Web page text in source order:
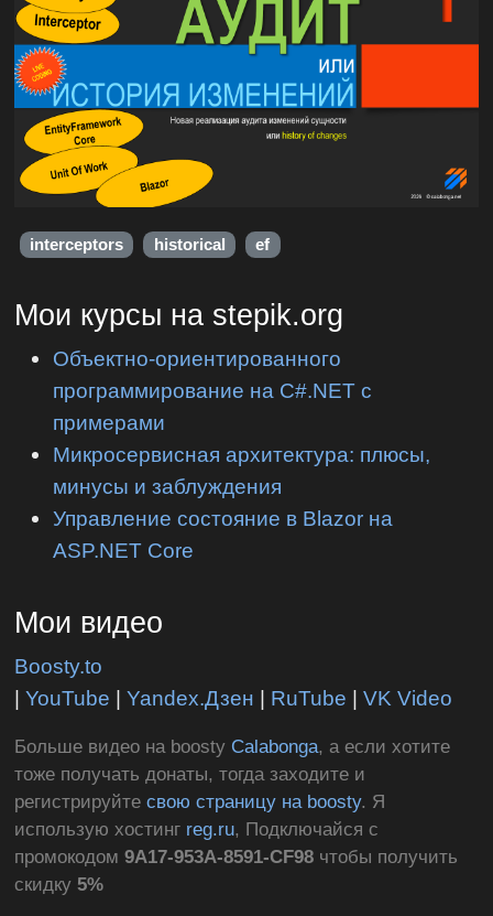
interceptors historical ef
Мои курсы на stepik.org
Объектно-ориентированного
программирование на C#.NET с
примерами
Микросервисная архитектура: плюсы,
минусы и заблуждения
Управление состояние в Blazor на
ASP.NET Core
Мои видео
Boosty.to
|YouTube |Yandex.Дзен | RuTube |VK Video
Больше видео на boosty Calabonga, а если хотите
тоже получать донаты, тогда заходите и
регистрируйтесвою страницу на boosty. Я
использую хостинг reg.ru, Подключайся с
промокодом9A17-953A-8591-CF98 чтобы получить
скидку5%